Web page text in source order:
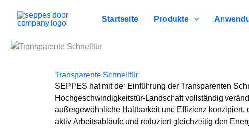
Inhalt
Startseite Produkte
Transparente Schnelltür
SEPPES hat mit der Einführung der Transparenten
Hochgeschwindigkeitstür-Landschaft vollständig
außergewöhnliche Haltbarkeit und Effizienz konzipiert,
aktiv Arbeitsabläufe und reduziert gleichzeitig den